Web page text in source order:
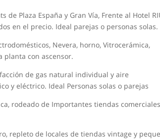
de Plaza España y Gran Vía, Frente al Hotel
en el precio. Ideal parejas o personas solas.
Nevera, horno, Vitrocerámica,
planta con ascensor.
de gas natural individual y aire
y eléctrico. Ideal Personas solas o parejas
rodeado de Importantes tiendas
repleto de locales de tiendas vintage y